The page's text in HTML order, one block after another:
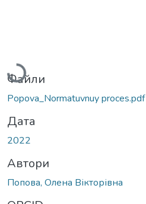
Вантажиться...
Файли
Popova_Normatuvnuy proces.pdf
Дата
2022
Автори
Попова, Олена Вікторівна